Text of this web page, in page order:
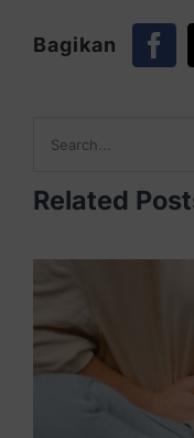
Bagikan
for:
Related